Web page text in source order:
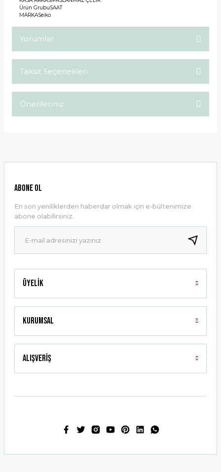
Ürün GrubuSAAT
MARKASeiko
Yorumlar
Taksit Seçenekleri
Önerileriniz
Ürün resmi kalitesiz, bozuk veya görüntülenemiyor.
Ürün bilgilerinde hatalar bulunuyor.
Ürün fiyatı diğer sitelerden daha pahalı.
Bu ürüne benzer farklı alternatifler olmalı.
Gönder
Üyelik
Kurumsal
Alışveriş
ABONE OL
En son yeniliklerden haberdar olmak için e-bültenimize
abone olabilirsiniz.